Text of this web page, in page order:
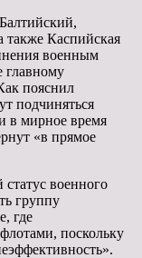
Каспийская
военным
главному
пояснил
подчиняться
в мирное время
«в прямое
военного
группу
где
поскольку